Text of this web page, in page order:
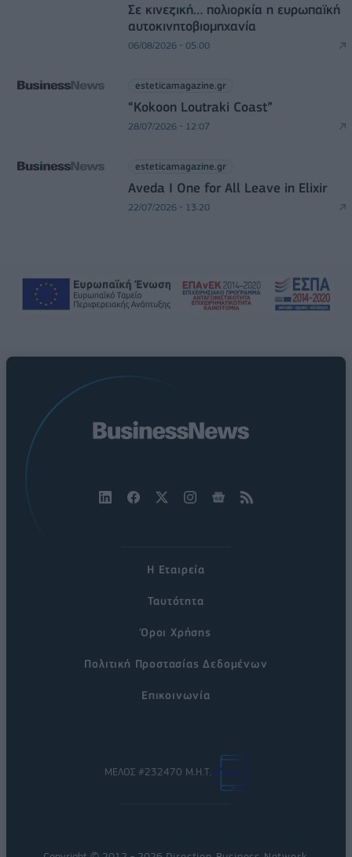
Σε κινεζική… πολιορκία η ευρωπαϊκή
αυτοκινητοβιομηχανία
06/08/2026 - 05:00
esteticamagazine.gr
“Kokoon Loutraki Coast”
28/07/2026 - 12:07
esteticamagazine.gr
Aveda I One for All Leave in Elixir
22/07/2026 - 13:20
Η Εταιρεία
Ταυτότητα
Όροι Χρήσης
Πολιτική Προστασίας Δεδομένων
Επικοινωνία
ΜΕΛΟΣ #232470 Μ.Η.Τ.